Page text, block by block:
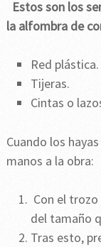
Estos son los
la alfombra de
Red plástica.
Tijeras.
Cintas o
Cuando los
manos a la obra:
Con el
del tamaño
Tras esto,